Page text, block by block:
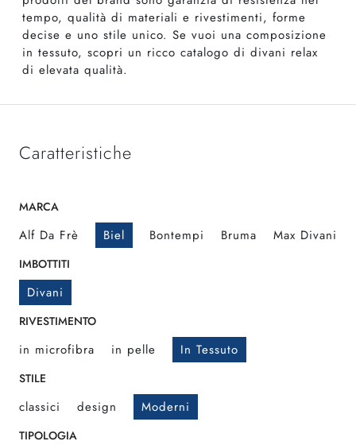
tempo, qualità di materiali e rivestimenti, forme
decise e uno stile unico. Se vuoi una composizione
in tessuto, scopri un ricco catalogo di divani relax
di elevata qualità.
Caratteristiche
MARCA
Alf Da Frè Biel Bontempi Bruma Max Divani
IMBOTTITI
Divani
RIVESTIMENTO
in microfibra in pelle In Tessuto
STILE
classici design Moderni
TIPOLOGIA